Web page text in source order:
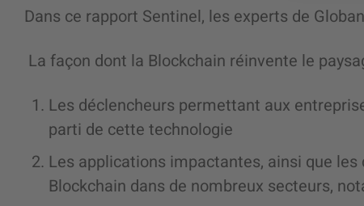
Dans ce rapport Sentinel, les experts de
La façon dont la Blockchain réinvente le
Les déclencheurs permettant aux
parti de cette technologie
Les applications impactantes, ainsi que
Blockchain dans de nombreux secteurs,